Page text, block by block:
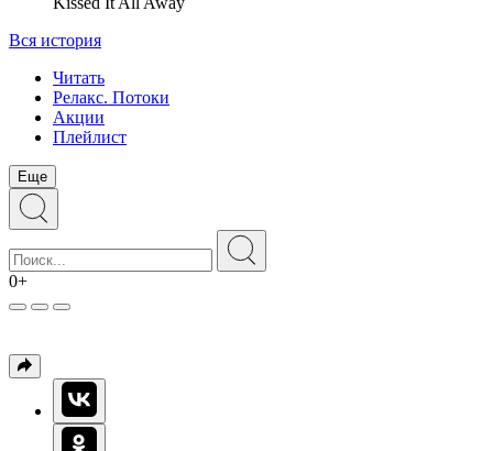
Вся история
Читать
Релакс. Потоки
Акции
Плейлист
Еще
0+